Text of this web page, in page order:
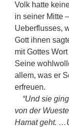
Volk hatte
in seiner Mitte
Ueberflusses,
Gott ihnen
mit Gottes
Seine
allem, was er
erfreuen.
“Und sie
von der
Hamat geht.